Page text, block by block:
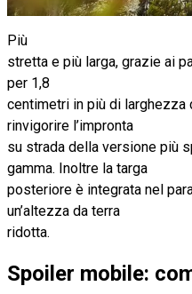
Più
stretta e più larga, grazie ai
per 1,8
centimetri in più di larghezza
rinvigorire l’impronta
su strada della versione più
gamma. Inoltre la targa
posteriore è integrata nel
un’altezza da terra
ridotta.
Spoiler mobile: